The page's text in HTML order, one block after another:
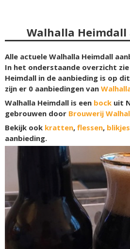
Walhalla
Alle actuele Walhalla Heimdall
In het onderstaande overzicht
Heimdall in de aanbieding is op
zijn er 0 aanbiedingen van
Walhalla Heimdall is een bock uit
gebrouwen door Brouwerij
Bekijk ook kratten, flessen, blikjes
aanbieding.